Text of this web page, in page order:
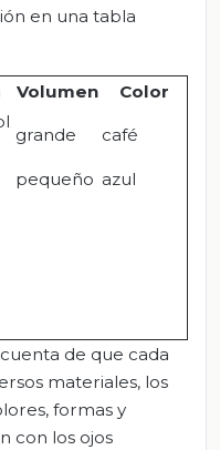
en una tabla
Volumen
Color
grande café
pequeño azul
de que cada
materiales, los
formas y
con los ojos